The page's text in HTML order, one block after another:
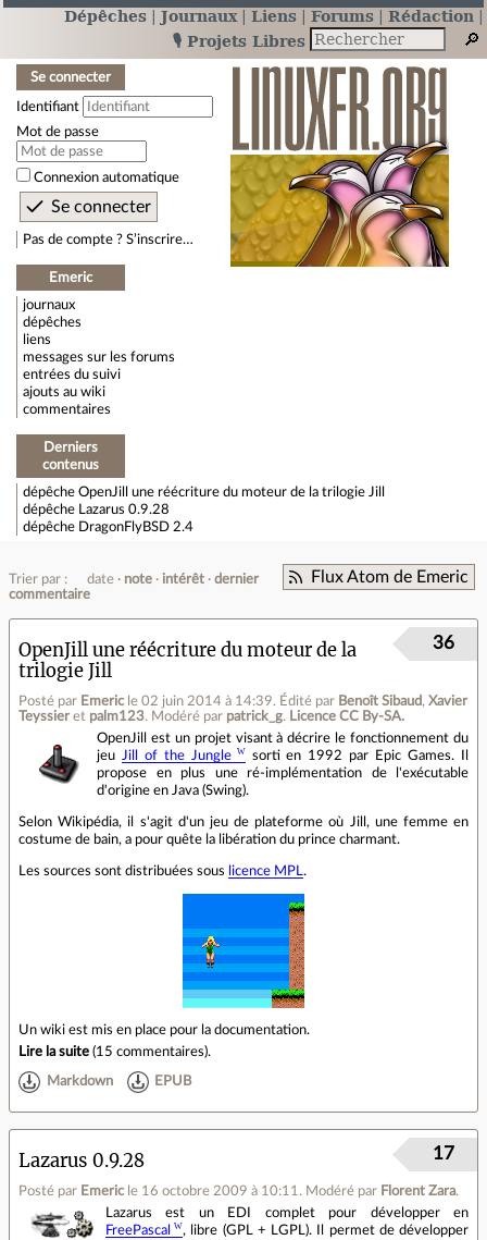
Dépêches Journaux Liens Forums
Rédaction
🎙️ Projets Libres
Se connecter
Identifiant
Mot de passe
Connexion automatique
Pas de compte ? S’inscrire…
Emeric
journaux
dépêches
liens
messages sur les forums
entrées du suivi
ajouts au wiki
commentaires
Derniers
contenus
dépêche OpenJill une réécriture du moteur de la trilogie Jill
dépêche
Lazarus 0.9.28
dépêche DragonFlyBSD 2.4
Flux Atom de Emeric
Trier par : date note intérêt
dernier
commentaire
OpenJill une réécriture du moteur de la
trilogie Jill
Posté par Emeric le 02 juin 2014 à 14:39. Édité par Benoît Sibaud, Xavier
Teyssier et palm123. Modéré par patrick_g. Licence CC By‑SA.
36
OpenJill est un projet visant à décrire le fonctionnement du
jeu
Jill of the Jungle
sorti en 1992 par Epic Games. Il
propose en plus une ré-implémentation de l'exécutable
d'origine en Java (Swing).
Selon Wikipédia, il s'agit d'un jeu de plateforme où Jill, une femme en
costume de bain, a pour quête la libération du prince charmant.
Les sources sont distribuées sous licence MPL .
Un wiki est mis en place pour la documentation.
Lire la suite (15 commentaires).
Markdown EPUB
Lazarus 0.9.28
Posté par Emeric le 16 octobre 2009 à 10:11 . Modéré par Florent Zara.
17
Lazarus est un EDI complet pour développer en
FreePascal
, libre (GPL + LGPL). Il permet de développer